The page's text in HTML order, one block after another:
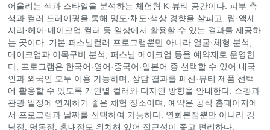
어울리는 색과 스타일을 분석하는 체험형 K-뷰티 공간이다. 피부 측
색과 컬러 드레이핑을 통해 명도·채도·색상 경향을 살피고, 립·액세
서리·헤어·메이크업 컬러 등 일상에서 활용할 수 있는 결과를 제공하
는 곳이다. 기본 퍼스널컬러 프로그램뿐만 아니라 얼굴·체형 분석,
메이크업과 이목구비 분석, 퍼스널 메이크업 등을 예약제로 운영한
다. 프로그램은 한국어·영어·중국어·일본어 증 선택할 수 있어 내국
인과 외국인 모두 이용 가능하며, 상담 결과를 패션·뷰티 제품 선택
에 활용할 수 있도록 개인별 컬러와 디자인 방향을 안내한다. 쇼핑과
관광 일정에 연계하기 좋은 체험 장소이며, 예약은 공식 홈페이지에
서 프로그램과 날짜를 선택하여 가능하다. 연희본점뿐만 아니라 강
남점, 명동점, 홍대점도 위치해 있어 접근성이 좋고 편리하다.